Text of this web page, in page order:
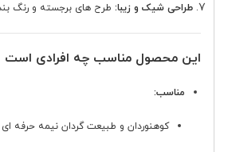
طراحی شیک و زیبا: طرح های برجسته و رنگ
این محصول مناسب چه افرادی است
مناسب:
کوهنوردان و طبیعت گردان نیمه حرفه